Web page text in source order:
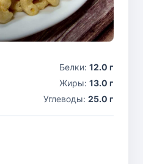
Белки: 12.0 г
Жиры: 13.0 г
Углеводы: 25.0 г